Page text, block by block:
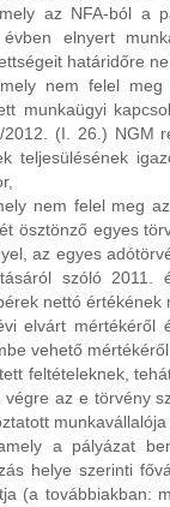
az NFA-ból a
elnyert
nem felel meg a
munkaügyi
2012. (I. 26.) NGM
teljesülésének
sor,
nem felel meg az
ösztönző egyes
az egyes
szóló
nettó értékének
elvárt mértékéről
vehető
feltételeknek,
végre az e törvény
a pályázat
helye szerinti
(a továbbiakban: